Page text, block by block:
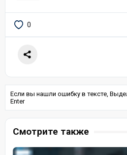
0
Если вы нашли ошибку в тексте,
Enter
Смотрите также